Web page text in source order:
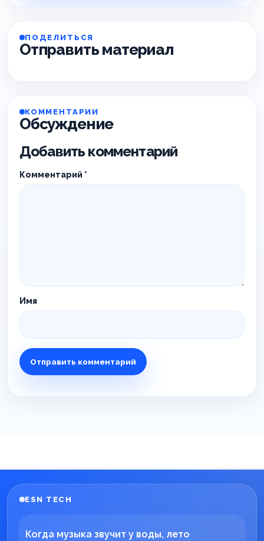
ПОДЕЛИТЬСЯ
Отправить материал
КОММЕНТАРИИ
Обсуждение
Добавить комментарий
Комментарий *
Имя
ESN TECH
Когда музыка звучит у воды, лето